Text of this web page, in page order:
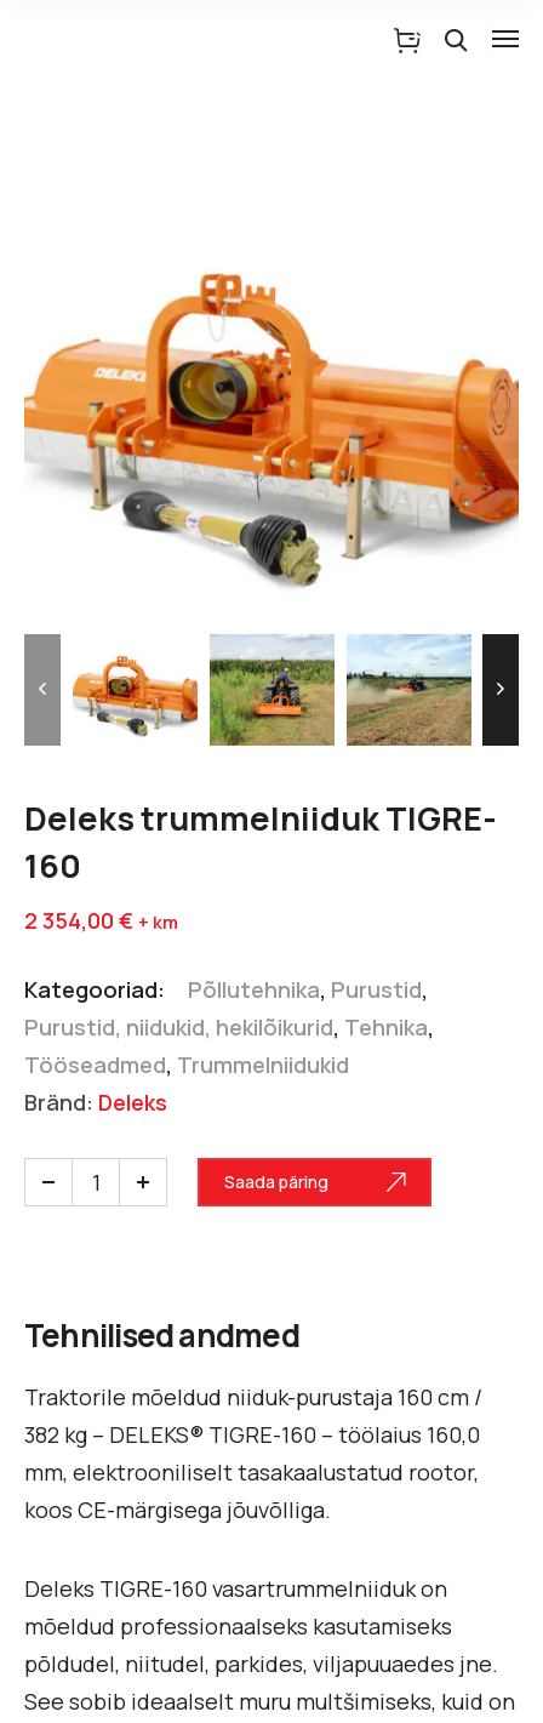
Deleks trummelniiduk TIGRE-
160
2 354,00 € + km
Kategooriad: Põllutehnika, Purustid,
Purustid, niidukid, hekilõikurid, Tehnika,
Tööseadmed, Trummelniidukid
Bränd: Deleks
Saada päring
Tehnilised andmed
Traktorile mõeldud niiduk-purustaja 160 cm /
382 kg – DELEKS® TIGRE-160 – töölaius 160,0
mm, elektrooniliselt tasakaalustatud rootor,
koos CE-märgisega jõuvõlliga.
Deleks TIGRE-160 vasartrummelniiduk on
mõeldud professionaalseks kasutamiseks
põldudel, niitudel, parkides, viljapuuaedes jne.
See sobib ideaalselt muru multšimiseks, kuid on